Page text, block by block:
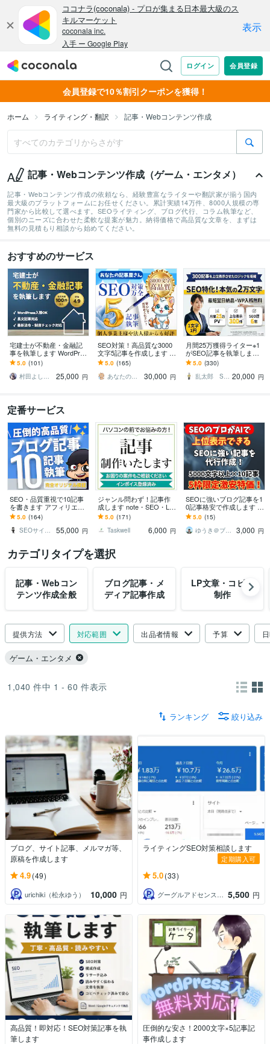
会員登録で10％割引クーポンを獲得！
ホーム ライティング・翻訳 記事・Webコンテンツ作成
記事・Webコンテンツ作成（ゲーム・エンタメ）
記事・Webコンテンツ作成の依頼なら、経験豊富なライターや翻訳家が揃う国内
最大級のプラットフォームにお任せください。累計実績14万件、8000人規模の専
門家から比較して選べます。SEOライティング、ブログ代行、コラム執筆など、
個別のニーズに合わせた柔軟な提案が魅力。納得価格で高品質な文章を、まずは
無料の見積もり相談から始めてください。
おすすめのサービス
宅建士が不動産・金融記
事を執筆します WordPres
s対応可｜構成からSEO対
策までOK
5.0 (101)
村田よしみ｜コンテンツ制作｜宅建士
25,000 円
SEO対策！高品質な3000
文字5記事を作成します プ
ロがSEO対策記事を丁寧
に作成！KW提案やWP入
稿も無料！
5.0 (165)
あなたの記事屋さん
30,000 円
月間25万獲得ライター※1
がSEO記事を執筆します
1文字1円の低価格！WP入
稿無料！記事数・文字数
自由！
5.0 (330)
乱太郎 SEOライター 20,000 円
定番サービス
SEO・品質重視で10記事
を書きます アフィリエイ
トとかブログ、コラムと
かなんでも出来ます。
5.0 (164)
SEOサイボーグ
55,000 円
ジャンル問わず！記事作
成します note・SEO・L
P・嘆願書・大人向け・ニ
ッチ、お任せを！
5.0 (171)
Taskwell
6,000 円
SEOに強いブログ記事を1
0記事格安で作成します 検
索上位に表示可能なプロ
ンプトを使用しAI+プロの
手で作成！
5.0 (15)
ゆうき＠ブログ・SEOコンサルタント
3,000 円
カテゴリタイプを選択
記事・Webコン
テンツ作成全般
ブログ記事・メ
ディア記事作成
LP文章・コピー
制作
提供方法 対応範囲 出品者情報 予算
ゲーム・エンタメ
1,040 件中 1 - 60 件表示
ランキング 絞り込み
ブログ、サイト記事、メルマガ等、
原稿を作成します
4.9(49)
urichiki（松永ゆう） 10,000 円
ライティングSEO対策相談します
定期購入可
5.0(33)
グーグルアドセンス合格サポートドットコム 5,500 円
高品質！即対応！SEO対策記事を執
筆します
圧倒的な安さ！2000文字×5記事記
事作成します